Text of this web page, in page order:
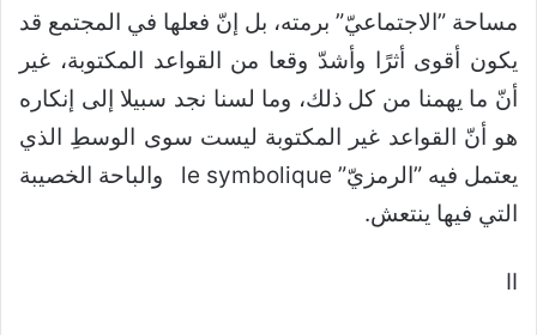
مساحة ”الاجتماعيّ” برمته، بل إنّ فعلها في المجتمع قد
يكون أقوى أثرًا وأشدّ وقعا من القواعد المكتوبة، غير
أنّ ما يهمنا من كل ذلك، وما لسنا نجد سبيلا إلى إنكاره
هو أنّ القواعد غير المكتوبة ليست سوى الوسطِ الذي
يعتمل فيه ”الرمزيّ” le symbolique والباحة الخصيبة
التي فيها ينتعش.
II